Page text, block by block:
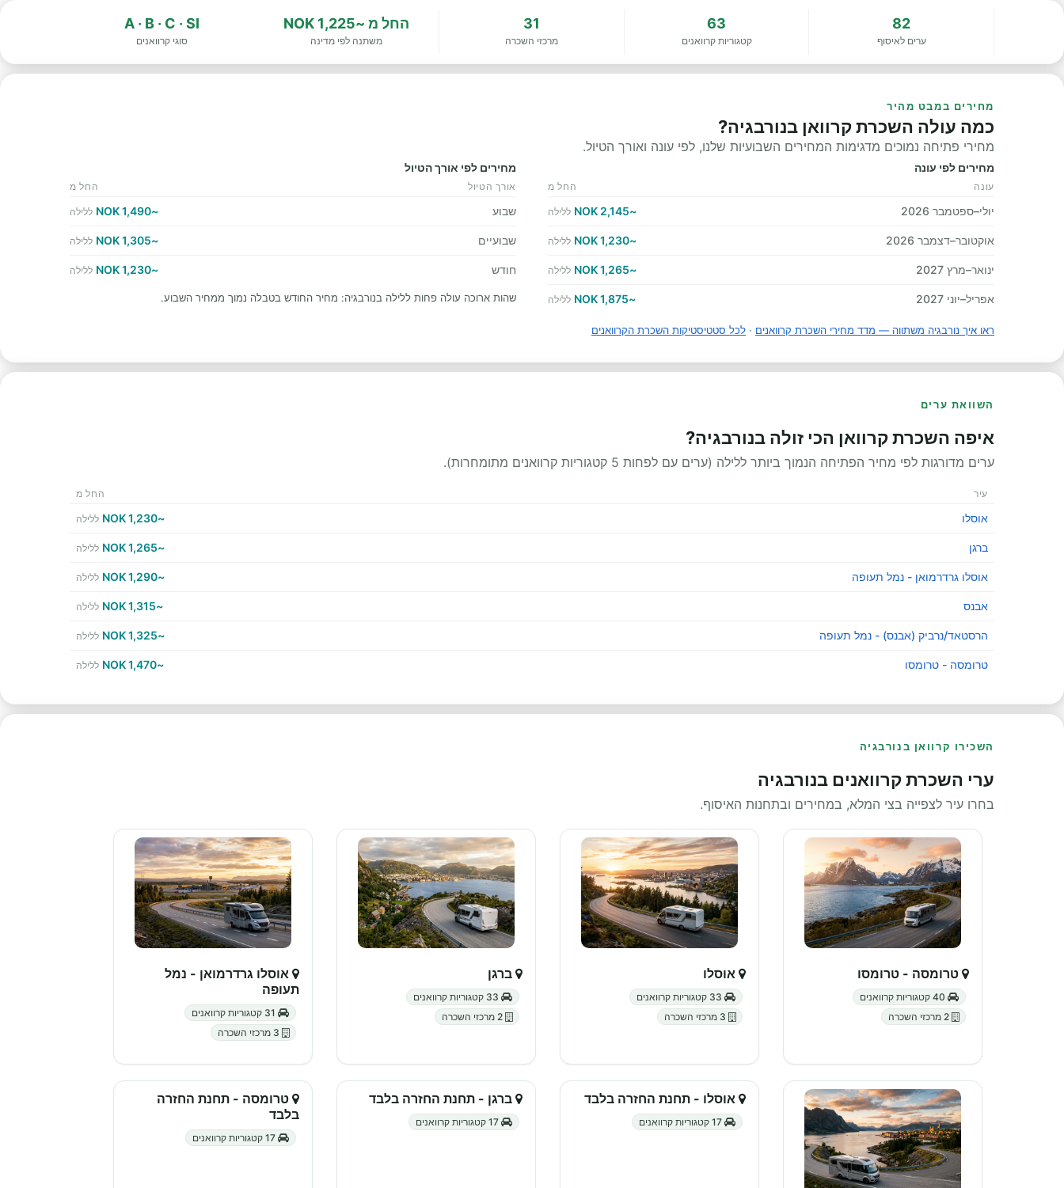
82
ערים לאיסוף
63
קטגוריות קרוואנים
31
מרכזי השכרה
החל מ ~1,225 NOK
משתנה לפי מדינה
A · B · C · SI
סוגי קרוואנים
מחירים במבט מהיר
כמה עולה השכרת קרוואן בנורבגיה?
מחירי פתיחה נמוכים מדגימות המחירים השבועיות שלנו, לפי עונה ואורך הטיול.
מחירים לפי עונה
עונה החל מ
יולי–ספטמבר 2026 ~2,145 NOK ללילה
אוקטובר–דצמבר 2026 ~1,230 NOK ללילה
ינואר–מרץ 2027 ~1,265 NOK ללילה
אפריל–יוני 2027 ~1,875 NOK ללילה
מחירים לפי אורך הטיול
אורך הטיול החל מ
שבוע ~1,490 NOK ללילה
שבועיים ~1,305 NOK ללילה
חודש ~1,230 NOK ללילה
שהות ארוכה עולה פחות ללילה בנורבגיה: מחיר החודש בטבלה נמוך ממחיר השבוע.
ראו איך נורבגיה משתווה — מדד מחירי השכרת קרוואנים · לכל סטטיסטיקות השכרת הקרוואנים
השוואת ערים
איפה השכרת קרוואן הכי זולה בנורבגיה?
ערים מדורגות לפי מחיר הפתיחה הנמוך ביותר ללילה (ערים עם לפחות 5 קטגוריות קרוואנים מתומחרות).
עיר החל מ
אוסלו ~1,230 NOK ללילה
ברגן ~1,265 NOK ללילה
אוסלו גרדרמואן - נמל תעופה ~1,290 NOK ללילה
אבנס ~1,315 NOK ללילה
הרסטאד/נרביק (אבנס) - נמל תעופה ~1,325 NOK ללילה
טרומסה - טרומסו ~1,470 NOK ללילה
השכירו קרוואן בנורבגיה
ערי השכרת קרוואנים בנורבגיה
בחרו עיר לצפייה בצי המלא, במחירים ובתחנות האיסוף.
טרומסה - טרומסו אוסלו ברגן
אוסלו גרדרמואן - נמל
תעופה
אוסלו - תחנת החזרה בלבד ברגן - תחנת החזרה בלבד
טרומסה - תחנת החזרה
בלבד